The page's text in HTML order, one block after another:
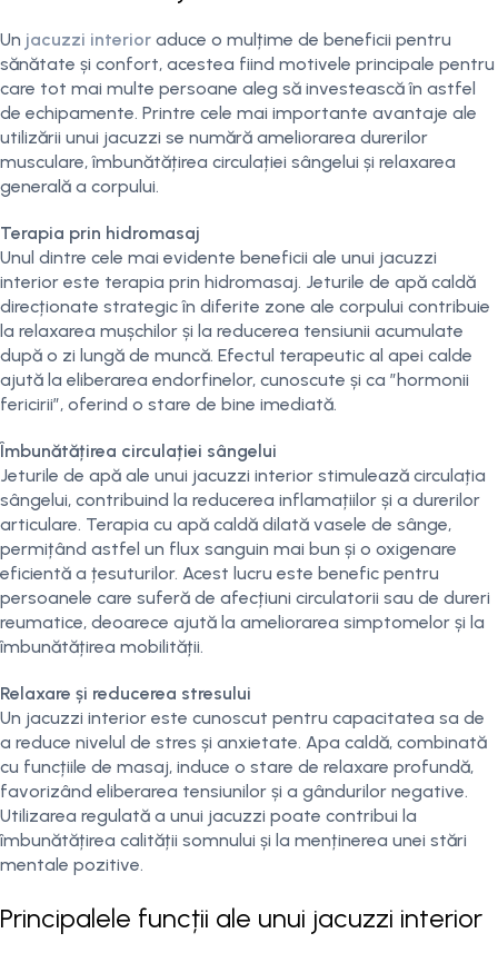
Un jacuzzi interior aduce o mulțime de beneficii pentru
sănătate și confort, acestea fiind motivele principale pentru
care tot mai multe persoane aleg să investească în astfel
de echipamente. Printre cele mai importante avantaje ale
utilizării unui jacuzzi se numără ameliorarea durerilor
musculare, îmbunătățirea circulației sângelui și relaxarea
generală a corpului.
Terapia prin hidromasaj
Unul dintre cele mai evidente beneficii ale unui jacuzzi
interior este terapia prin hidromasaj. Jeturile de apă caldă
direcționate strategic în diferite zone ale corpului contribuie
la relaxarea mușchilor și la reducerea tensiunii acumulate
după o zi lungă de muncă. Efectul terapeutic al apei calde
ajută la eliberarea endorfinelor, cunoscute și ca ”hormonii
fericirii”, oferind o stare de bine imediată.
Îmbunătățirea circulației sângelui
Jeturile de apă ale unui jacuzzi interior stimulează circulația
sângelui, contribuind la reducerea inflamațiilor și a durerilor
articulare. Terapia cu apă caldă dilată vasele de sânge,
permițând astfel un flux sanguin mai bun și o oxigenare
eficientă a țesuturilor. Acest lucru este benefic pentru
persoanele care suferă de afecțiuni circulatorii sau de dureri
reumatice, deoarece ajută la ameliorarea simptomelor și la
îmbunătățirea mobilității.
Relaxare și reducerea stresului
Un jacuzzi interior este cunoscut pentru capacitatea sa de
a reduce nivelul de stres și anxietate. Apa caldă, combinată
cu funcțiile de masaj, induce o stare de relaxare profundă,
favorizând eliberarea tensiunilor și a gândurilor negative.
Utilizarea regulată a unui jacuzzi poate contribui la
îmbunătățirea calității somnului și la menținerea unei stări
mentale pozitive.
Principalele funcții ale unui jacuzzi interior